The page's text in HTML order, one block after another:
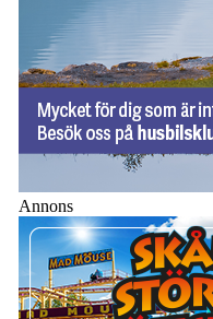
Annons